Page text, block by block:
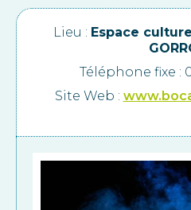
Lieu : Espace
Téléphone fixe :
Site Web :